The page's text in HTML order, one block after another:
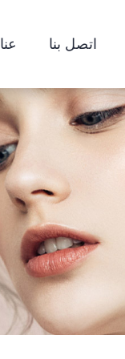
عنا اتصل بنا